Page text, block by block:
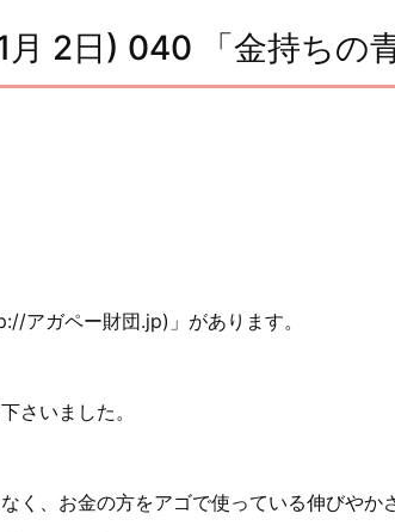
2日) 040 「金持ちの
アガペー財団.jp)」があります。
さいました。
、お金の方をアゴで使っている伸びやか